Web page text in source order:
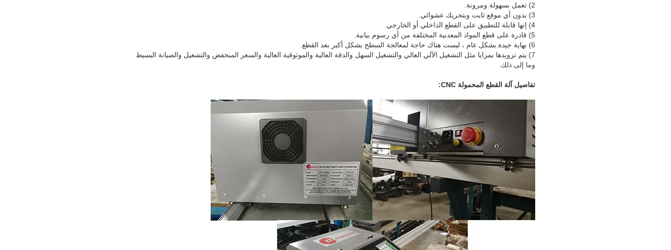
2) تعمل بسهولة ومرونة.
3) بدون أي موقع ثابت وبتحريك عشوائي.
4) إنها قابلة للتطبيق على القطع الداخلي أو الخارجي.
5) قادرة على قطع المواد المعدنية المختلفة من أي رسوم بيانية.
6) نهاية جيدة.بشكل عام ، ليست هناك حاجة لمعالجة السطح بشكل أكبر بعد القطع.
7) يتم تزويدها بمزايا مثل التشغيل الآلي العالي والتشغيل السهل والدقة العالية والموثوقية العالية والسعر المنخفض والتشغيل والصيانة البسيط
وما إلى ذلك.
تفاصيل آلة القطع المحمولة CNC: